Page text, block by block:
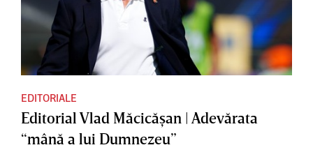
EDITORIALE
Editorial Vlad Măcicăşan | Adevărata
“mână a lui Dumnezeu”